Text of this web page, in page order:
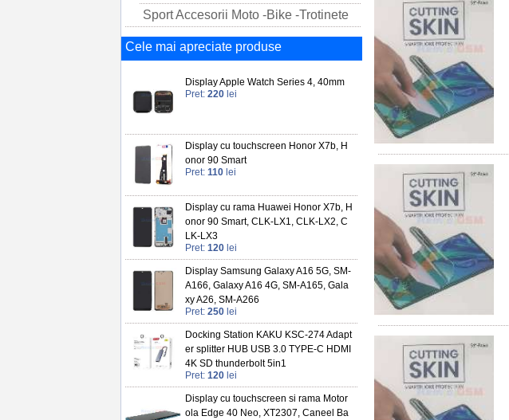
Sport Accesorii Moto -Bike -Trotinete
Cele mai apreciate produse
Display Apple Watch Series 4, 40mm
Pret: 220 lei
Display cu touchscreen Honor X7b, H
onor 90 Smart
Pret: 110 lei
Display cu rama Huawei Honor X7b, H
onor 90 Smart, CLK-LX1, CLK-LX2, C
LK-LX3
Pret: 120 lei
Display Samsung Galaxy A16 5G, SM-
A166, Galaxy A16 4G, SM-A165, Gala
xy A26, SM-A266
Pret: 250 lei
Docking Station KAKU KSC-274 Adapt
er splitter HUB USB 3.0 TYPE-C HDMI
4K SD thunderbolt 5in1
Pret: 120 lei
Display cu touchscreen si rama Motor
ola Edge 40 Neo, XT2307, Caneel Ba